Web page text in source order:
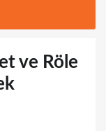
ve Röle